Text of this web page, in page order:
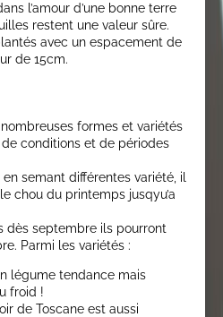
l’amour d’une bonne terre
restent une valeur sûre.
avec un espacement de
de 15cm.
nombreuses formes et variétés
conditions et de périodes
semant différentes variété, il
chou du printemps jusqyu’a
dès septembre ils pourront
Parmi les variétés :
légume tendance mais
froid !
de Toscane est aussi